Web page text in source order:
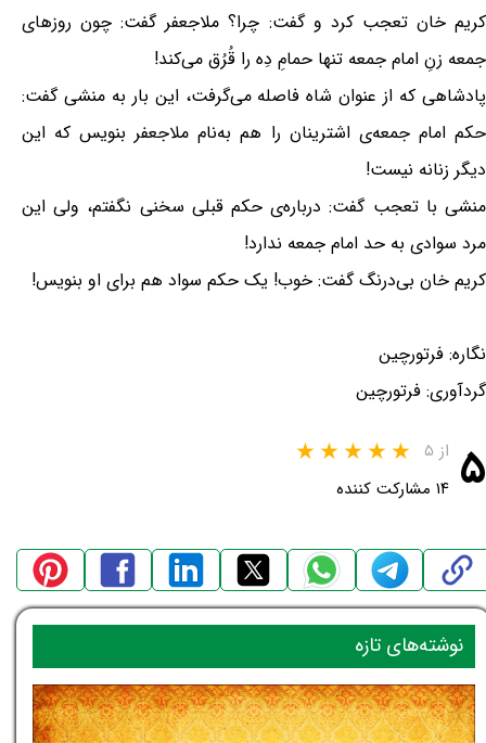
کریم خان تعجب کرد و گفت: چرا؟ ملاجعفر گفت: چون روزهای
جمعه زنِ امام جمعه تنها حمامِ دِه را قُرُق می‌کند!
پادشاهی که از عنوان شاه فاصله می‌گرفت، این بار به منشی گفت:
حکم امام جمعه‌ی اشترینان را هم به‌نام ملاجعفر بنویس که این
دیگر زنانه نیست!
منشی با تعجب گفت: درباره‌ی حکم قبلی سخنی نگفتم، ولی این
مرد سوادی به حد امام جمعه ندارد!
کریم خان بی‌درنگ گفت: خوب! یک حکم سواد هم برای او بنویس!
نگاره: فرتورچین
گردآوری: فرتورچین
۵ از ۵
۱۴ مشارکت کننده
نوشته‌های تازه